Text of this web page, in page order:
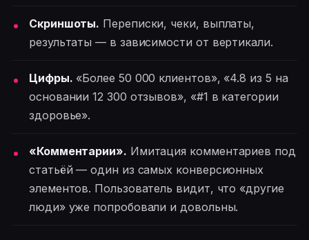
Скриншоты. Переписки, чеки, выплаты,
результаты — в зависимости от вертикали.
Цифры. «Более 50 000 клиентов», «4.8 из 5 на
основании 12 300 отзывов», «#1 в категории
здоровье».
«Комментарии». Имитация комментариев под
статьёй — один из самых конверсионных
элементов. Пользователь видит, что «другие
люди» уже попробовали и довольны.